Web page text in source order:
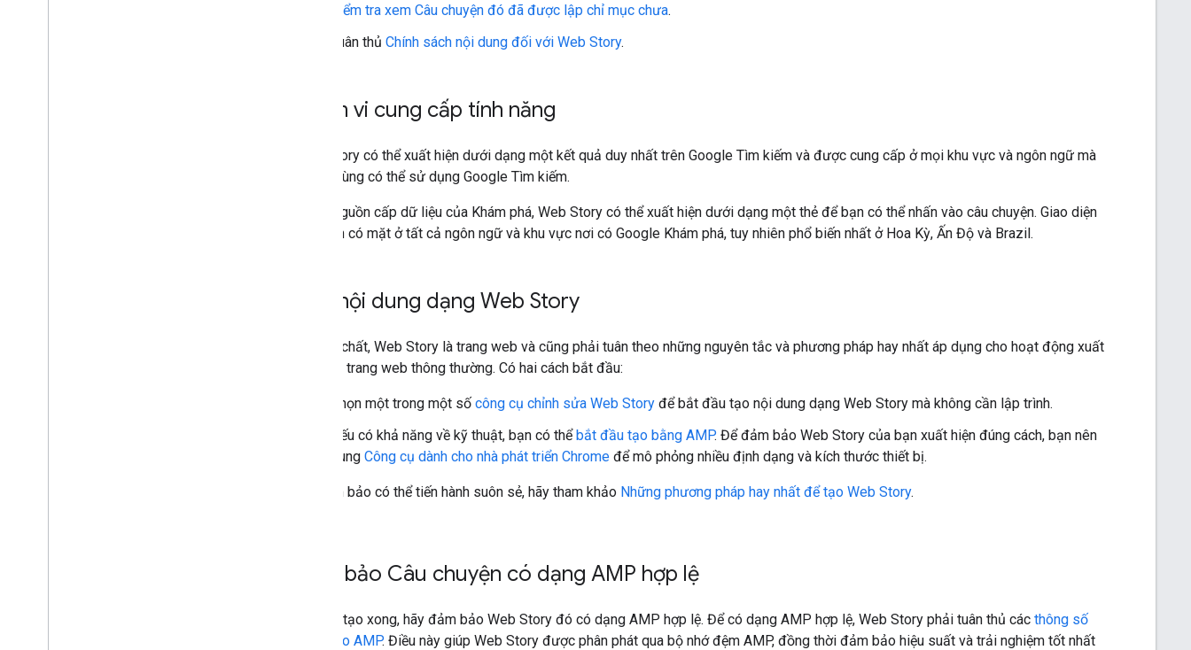
Kiểm tra xem Câu chuyện đó đã được lập chỉ mục chưa.
Tuân thủ Chính sách nội dung đối với Web Story.
Phạm vi cung cấp tính năng
Web Story có thể xuất hiện dưới dạng một kết quả duy nhất trên Google Tìm kiếm và được cung cấp ở mọi khu vực và ngôn ngữ mà
người dùng có thể sử dụng Google Tìm kiếm.
Trong nguồn cấp dữ liệu của Khám phá, Web Story có thể xuất hiện dưới dạng một thẻ để bạn có thể nhấn vào câu chuyện. Giao diện
này hiện có mặt ở tất cả ngôn ngữ và khu vực nơi có Google Khám phá, tuy nhiên phổ biến nhất ở Hoa Kỳ, Ấn Độ và Brazil.
Tạo nội dung dạng Web Story
Về bản chất, Web Story là trang web và cũng phải tuân theo những nguyên tắc và phương pháp hay nhất áp dụng cho hoạt động xuất
bản các trang web thông thường. Có hai cách bắt đầu:
Chọn một trong một số công cụ chỉnh sửa Web Story để bắt đầu tạo nội dung dạng Web Story mà không cần lập trình.
Nếu có khả năng về kỹ thuật, bạn có thểbắt đầu tạo bằng AMP. Để đảm bảo Web Story của bạn xuất hiện đúng cách, bạn nên
dùng Công cụ dành cho nhà phát triển Chrome để mô phỏng nhiều định dạng và kích thước thiết bị.
Để đảm bảo có thể tiến hành suôn sẻ, hãy tham khảo Những phương pháp hay nhất để tạo Web Story.
Đảm bảo Câu chuyện có dạng AMP hợp lệ
Sau khi tạo xong, hãy đảm bảo Web Story đó có dạng AMP hợp lệ. Để có dạng AMP hợp lệ, Web Story phải tuân thủ các thông số
dành cho AMP. Điều này giúp Web Story được phân phát qua bộ nhớ đệm AMP, đồng thời đảm bảo hiệu suất và trải nghiệm tốt nhất